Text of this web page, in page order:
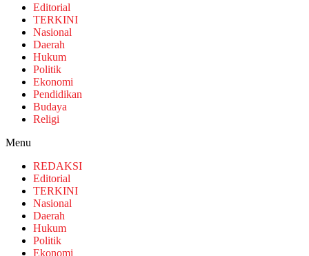
Editorial
TERKINI
Nasional
Daerah
Hukum
Politik
Ekonomi
Pendidikan
Budaya
Religi
Menu
REDAKSI
Editorial
TERKINI
Nasional
Daerah
Hukum
Politik
Ekonomi